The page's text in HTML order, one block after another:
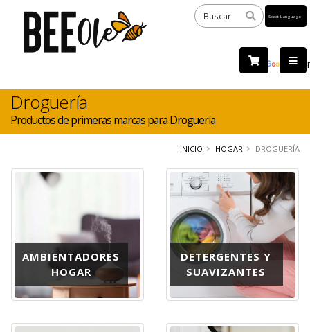
by
Droguería
Productos de primeras marcas para Droguería
INICIO HOGAR DROGUERÍA
AMBIENTADORES
HOGAR
DETERGENTES Y
SUAVIZANTES